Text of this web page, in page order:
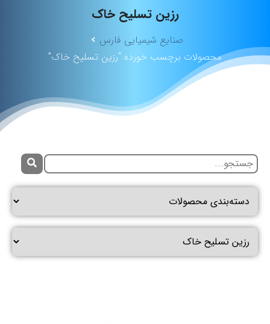
رزین تسلیح خاک
صنایع شیمیایی فارس
محصولات برچسب خورده “رزین تسلیح خاک”